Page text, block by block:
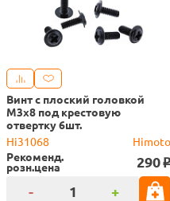
Винт с плоский головкой
M3x8 под крестовую
отвертку 6шт.
Hi31068
Himoto
Рекоменд.
розн.цена 290 o
- +